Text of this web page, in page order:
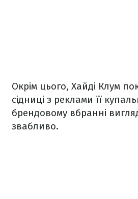
Окрім цього, Хайді Клум
сідниці з реклами її
брендовому вбранні
звабливо.